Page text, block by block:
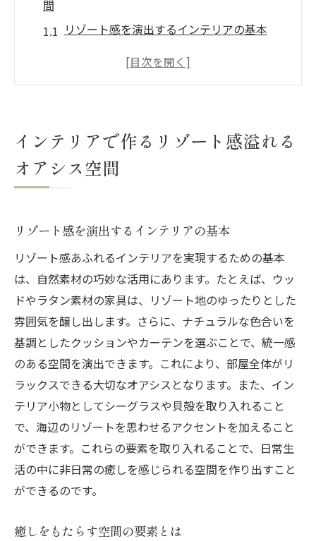
間
リゾート感を演出するインテリアの基本
癒しをもたらす空間の要素とは
家具選びで変わる空間の雰囲気
リゾート感を高める照明の工夫
リゾート感を高める自然素材の家具選びのコツ
人気のウッド素材家具の選び方
籐や竹を使った家具でリゾート感を演出
サスティナブルな家具の選び方
家具とインテリアの調和を考えた選び方
自然素材家具の手入れ方法
インテリア小物で非日常感をプラスする方法
リゾート感を高める小物の選び方
海を感じるインテリア小物アイデア
ナチュラル素材の小物で非日常を演出
アートピースの効果的な取り入れ方
テクスチャを活かした小物選び
自宅をオアシスに変えるためのインテリアテク
インテリアで作るリゾート感溢れる
オアシス空間
リゾート感を演出するインテリアの基本
リゾート感あふれるインテリアを実現するための基本
は、自然素材の巧妙な活用にあります。たとえば、ウッ
ドやラタン素材の家具は、リゾート地のゆったりとした
雰囲気を醸し出します。さらに、ナチュラルな色合いを
基調としたクッションやカーテンを選ぶことで、統一感
のある空間を演出できます。これにより、部屋全体がリ
ラックスできる大切なオアシスとなります。また、イン
テリア小物としてシーグラスや貝殻を取り入れること
で、海辺のリゾートを思わせるアクセントを加えること
ができます。これらの要素を取り入れることで、日常生
活の中に非日常の癒しを感じられる空間を作り出すこと
ができるのです。
癒しをもたらす空間の要素とは